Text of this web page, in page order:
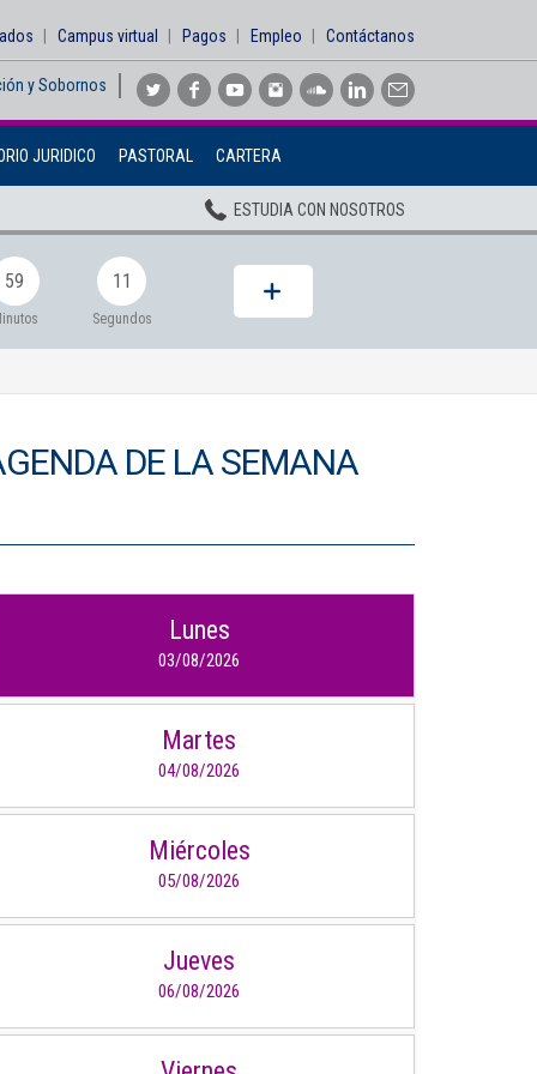
Campus virtual Pagos Empleo Contáctanos
y Sobornos
JURIDICO PASTORAL CARTERA
ESTUDIA CON NOSOTROS
59 09
Segundos
DE LA SEMANA
Lunes
03/08/2026
Martes
04/08/2026
Miércoles
05/08/2026
Jueves
06/08/2026
Inicio
Institucional
Pregrados
Posgrados
Planta Docente
Centros
Consultorio Juridico
CARTERA
Estudiantes
Docentes
Campus virtual
Pagos